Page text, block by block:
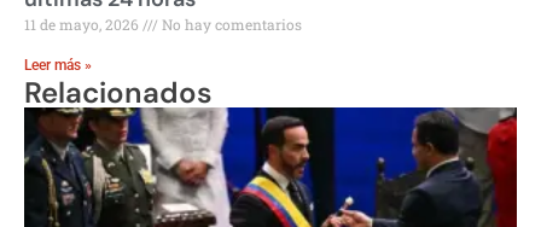
11 de mayo, 2026 No hay comentarios
Leer más »
Relacionados